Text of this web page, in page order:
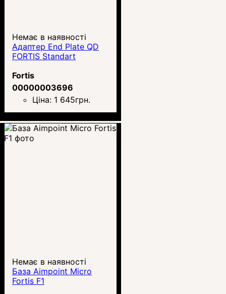
Немає в наявності
Адаптер End Plate QD
FORTIS Standart
Fortis
00000003696
Ціна: 1 645грн.
Немає в наявності
База Aimpoint Micro
Fortis F1